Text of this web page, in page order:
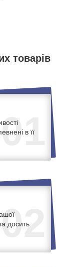
товарів
01
в її
02
досить